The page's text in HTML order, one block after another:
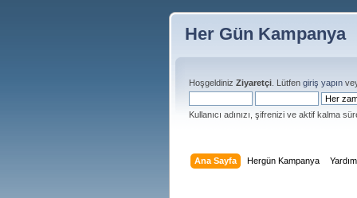
Her Gün Kampanya
Hoşgeldiniz Ziyaretçi . Lütfen giriş yapın
Kullanıcı adınızı, şifrenizi ve aktif kalma
Ana Sayfa Hergün Kampanya Yardım